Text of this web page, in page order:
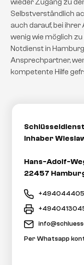
wieder Zugang zu
Selbstverständlich
auch darauf, bei
wenig wie möglich
Notdienst in
Ansprechpartner,
kompetente Hilfe
Inhaber
Hans-Adolf-
22457
Per Whatsapp